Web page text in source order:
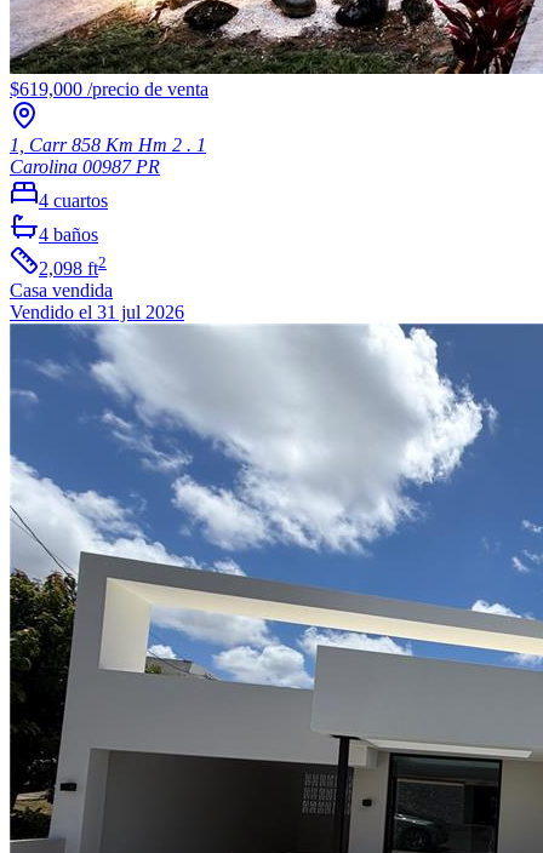
$619,000 /precio de venta
1, Carr 858 Km Hm 2 . 1
Carolina 00987PR
4 cuartos
4 baños
2,098 ft2
Casa vendida
Vendido el 31 jul 2026